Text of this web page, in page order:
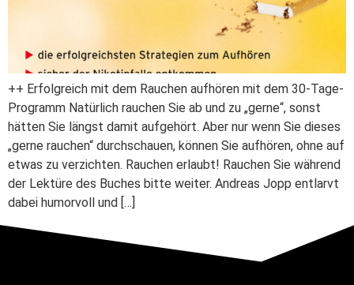
++ Erfolgreich mit dem Rauchen aufhören mit dem 30-Tage-
Programm Natürlich rauchen Sie ab und zu „gerne“, sonst
hätten Sie längst damit aufgehört. Aber nur wenn Sie dieses
„gerne rauchen“ durchschauen, können Sie aufhören, ohne auf
etwas zu verzichten. Rauchen erlaubt! Rauchen Sie während
der Lektüre des Buches bitte weiter. Andreas Jopp entlarvt
dabei humorvoll und […]